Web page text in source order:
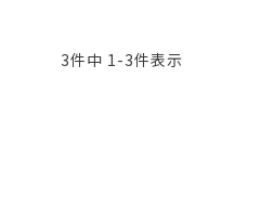
3件中 1-3件表示